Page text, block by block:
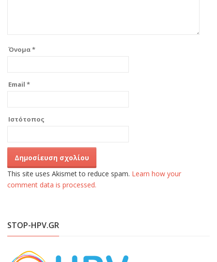
Όνομα*
Email *
Ιστότοπος
This site uses Akismet to reduce spam. Learn how your
comment data is processed.
STOP-HPV.GR